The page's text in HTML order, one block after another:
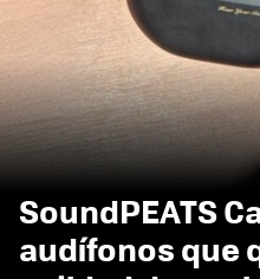
SoundPEATS
audífonos que